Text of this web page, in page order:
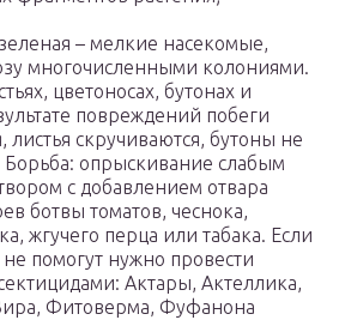
– мелкие насекомые,
многочисленными колониями.
цветоносах, бутонах и
повреждений побеги
листья скручиваются, бутоны не
Борьба: опрыскивание слабым
с добавлением отвара
ботвы томатов, чеснока,
жгучего перца или табака. Если
помогут нужно провести
Актары, Актеллика,
Фитоверма, Фуфанона